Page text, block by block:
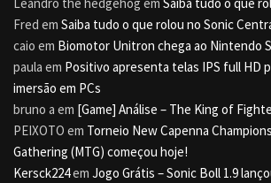
Fred em Saiba tudo o que rolou no Sonic
caio em Biomotor Unitron chega ao Nintendo
paula em Positivo apresenta telas IPS full HD
imersão em PCs
bruno a em [Game] Análise – The King of
PEIXOTO em Torneio New Capenna
Gathering (MTG) começou hoje!
Kersck224em Jogo Grátis – Sonic Boll 1.9